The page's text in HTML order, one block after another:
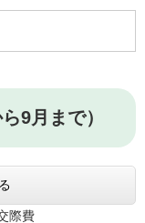
9月まで）
際費